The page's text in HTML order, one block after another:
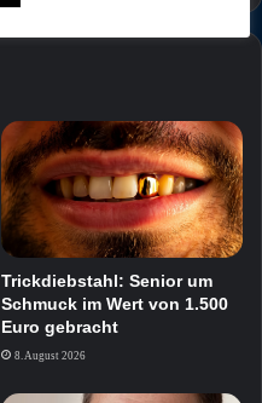
Trickdiebstahl: Senior um
Schmuck im Wert von 1.500
Euro gebracht
8. August 2026